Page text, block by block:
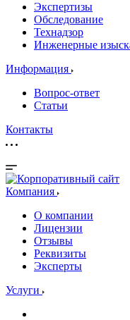
Экспертизы
Обследование
Технадзор
Инженерные
Информация
Вопрос-ответ
Статьи
Контакты
Компания
О компании
Лицензии
Отзывы
Реквизиты
Эксперты
Услуги